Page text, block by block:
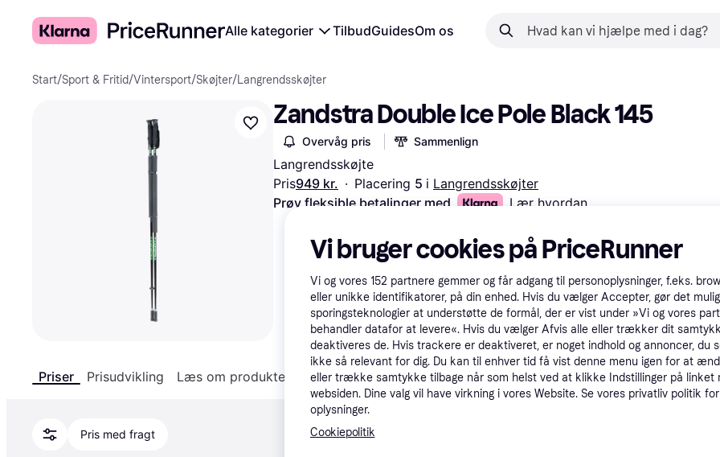
Alle kategorier TilbudGuidesOm os
Start/Sport & Fritid/Vintersport/Skøjter/Langrendsskøjter
Zandstra Double Ice Pole Black 145
Overvåg pris Sammenlign
Langrendsskøjte
Pris949 kr. · Placering 5 i Langrendsskøjter
Prøv fleksible betalinger med
Lær hvordan
Priser Prisudvikling Læs om produktet Specifikationer
Pris med fragt
Vi bruger cookies på PriceRunner
Vi og vores 152 partnere gemmer og får adgang til personoplysninger, f.eks.
eller unikke identifikatorer, på din enhed. Hvis du vælger Accepter, gør det
sporingsteknologier at understøtte de formål, der er vist under »Vi og vores
behandler datafor at levere«. Hvis du vælger Afvis alle eller trækker dit
deaktiveres de. Hvis trackere er deaktiveret, er noget indhold og annoncer, du
ikke så relevant for dig. Du kan til enhver tid få vist denne menu igen for at
eller trække samtykke tilbage når som helst ved at klikke Indstillinger på linket
websiden. Dine valg vil have virkning i vores Website. Se vores privatliv politik
oplysninger.
Cookiepolitik